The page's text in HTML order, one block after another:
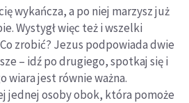
wykańcza, a po niej marzysz już
Wystygł więc też i wszelki
zrobić? Jezus podpowiada dwie
– idź po drugiego, spotkaj się i
wiara jest równie ważna.
jednej osoby obok, która pomoże